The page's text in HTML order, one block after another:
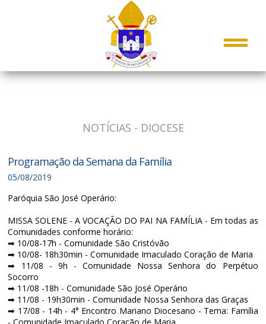
NOTÍCIAS - DIOCESE
Programação da Semana da Família
05/08/2019
Paróquia São José Operário:
MISSA SOLENE -A VOCAÇÃO DO PAI NA FAMÍLIA- Em todas as
Comunidades conforme horário:
➡ 10/08-17h - Comunidade São Cristóvão
➡ 10/08- 18h30min - Comunidade Imaculado Coração de Maria
➡ 11/08 - 9h - Comunidade Nossa Senhora do Perpétuo
Socorro
➡ 11/08 -18h - Comunidade São José Operário
➡ 11/08 - 19h30min - Comunidade Nossa Senhora das Graças
➡ 17/08 - 14h - 4° Encontro Mariano Diocesano - Tema: Família